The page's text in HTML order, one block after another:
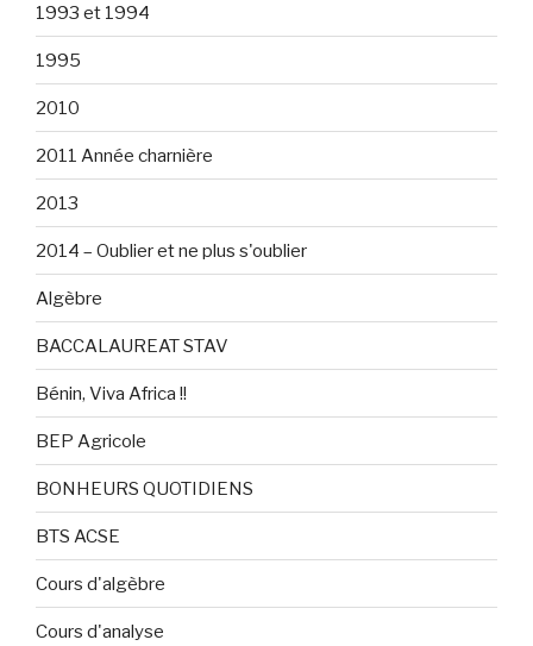
1993 et 1994
1995
2010
2011 Année charnière
2013
2014 – Oublier et ne plus s'oublier
Algèbre
BACCALAUREAT STAV
Bénin, Viva Africa !!
BEP Agricole
BONHEURS QUOTIDIENS
BTS ACSE
Cours d'algèbre
Cours d'analyse